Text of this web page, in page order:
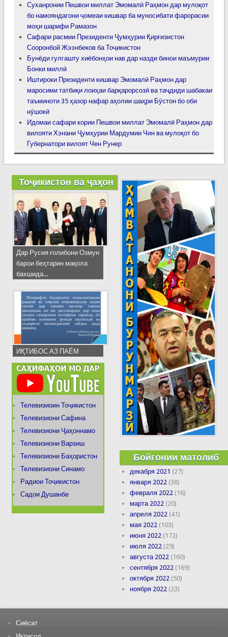
Суханронии Пешвои миллат Эмомалӣ Раҳмон дар мулоқот
бо намояндагони ҷомеаи кишвар ба муносибати фарорасии
моҳи шарифи Рамазон
Сафари расмии Президенти Ҷумҳурии Қирғизистон
Сооронбой Жээнбеков ба Тоҷикистон
Бунёди гулгашту хиёбонҳои нав дар назди бинои маъмурии
Бонки миллӣ
Иштироки Президенти кишвар Эмомалӣ Раҳмон дар
маросими татбиқи лоиҳаи барқарорсозӣ ва таҷдиди шабакаи
таъминоти 35 ҳазор нафар аҳолии шаҳри Бӯстон бо оби
нӯшокӣ
Идомаи сафари кории Пешвои миллат Эмомалӣ Раҳмон дар
вилояти Хэнани Ҷумҳурии Мардумии Чин ва мулоқот бо
Губернатори вилоят Чен Рунер
Тоҷикистон ва ҷаҳон
Дар Русия ғолибони Озмун
барои беҳтарин мақола
бахшида...
ИҚТИБОС АЗ ПАЁМ
Телевизиоин Тоҷикистон
Телевизиони Сафина
Телевизиони Ҷаҳоннамо
Телевизиони Варзиш
Телевизиони Баҳористон
Телевизиони Синамо
Радиои Тоҷикистон
Садои Душанбе
Бойгонии матолиб
декабря 2021 (27)
января 2022 (38)
февраля 2022 (16)
марта 2022 (20)
апреля 2022 (41)
мая 2022 (103)
июня 2022 (172)
июля 2022 (29)
августа 2022 (160)
сентября 2022 (169)
октября 2022 (50)
ноября 2022 (23)
Сиёсат